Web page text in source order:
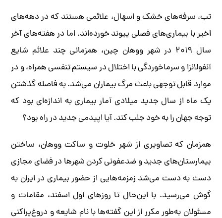
تب، سرفه‌های خشک و اسهال، علائمی هستند که در دهه‌های
اخیر با بیماری‌های فصلی پیوند خورده‌اند. اما در هفته‌های آخر
سال ۲۰۱۹ در شهر ووهان چین، همزمانی چند علائم شایع
آنفولانزا و سرماخوردگی با اختلال در سیستم تنفسی همراه، و در
موارد قابل توجهی باعث مرگ بیماران می‌شد. به فاصله گذشتن
یک ماه از سال جدید میلادی آمار بیماری به اندازه‌ای بود که
توجه جهان را به خود جلب کند. آیا اپیدمی جدید در راه بود؟
همزمان که تصاویری از شهر خلوت و ساکت ووهان، ساختن
بیمارستان‌های جدید و ضدعفونی کردن شهرها در فضای مجازی
دست به دست می‌شد زمزمه‌هایی از حضور بیماری در ایران به
گوش می‌رسید. با این‌حال تا روزهای اول اسفند، مقامات و
مسئولان به‌طور مکرر از این گفته‌ها با نام شایعه و دروغ‌پراکنی